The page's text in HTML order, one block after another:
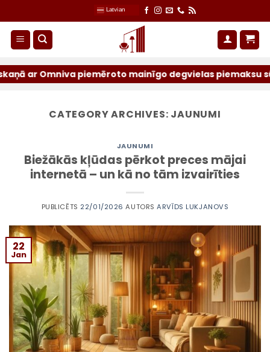
to
content
Latvian
ar Omniva piemēroto mainīgo degvielas piemaksu
CATEGORY ARCHIVES: JAUNUMI
JAUNUMI
Biežākās kļūdas pērkot preces mājai
internetā – un kā no tām izvairīties
PUBLICĒTS 22/01/2026 AUTORSARVĪDS LUKJANOVS
22
Jan